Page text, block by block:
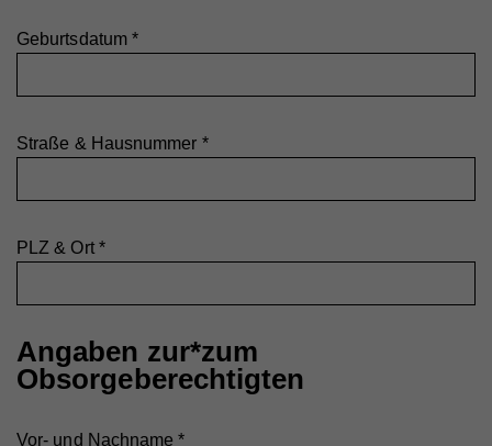
Geburtsdatum*
Straße & Hausnummer *
PLZ & Ort *
Angaben zur*zum
Obsorgeberechtigten
Vor- und Nachname*